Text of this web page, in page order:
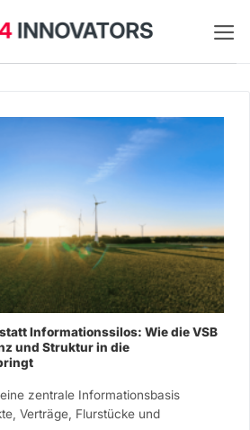
Informationssilos: Wie die VSB
und Struktur in die
zentrale Informationsbasis
Verträge, Flurstücke und